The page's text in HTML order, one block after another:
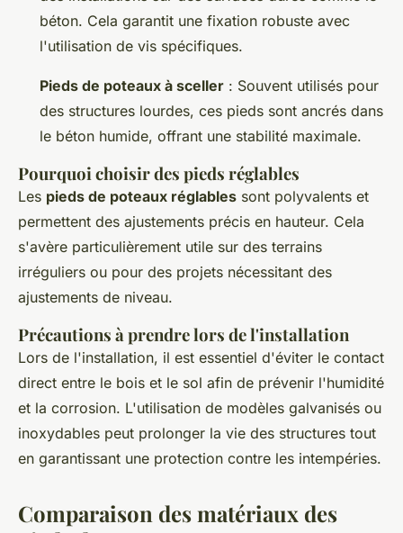
béton. Cela garantit une fixation robuste avec
l'utilisation de vis spécifiques.
Pieds de poteaux à sceller : Souvent utilisés pour
des structures lourdes, ces pieds sont ancrés dans
le béton humide, offrant une stabilité maximale.
Pourquoi choisir des pieds réglables
Les pieds de poteaux réglables sont polyvalents et
permettent des ajustements précis en hauteur. Cela
s'avère particulièrement utile sur des terrains
irréguliers ou pour des projets nécessitant des
ajustements de niveau.
Précautions à prendre lors de l'installation
Lors de l'installation, il est essentiel d'éviter le contact
direct entre le bois et le sol afin de prévenir l'humidité
et la corrosion. L'utilisation de modèles galvanisés ou
inoxydables peut prolonger la vie des structures tout
en garantissant une protection contre les intempéries.
Comparaison des matériaux des